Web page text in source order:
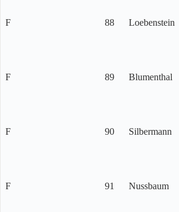
F 88 Loebenstein
F 89 Blumenthal
F 90 Silbermann
F 91 Nussbaum